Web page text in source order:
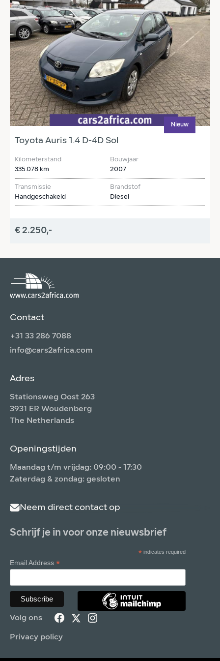
Nieuw
Toyota Auris 1.4 D-4D Sol
Kilometerstand
335.078 km
Bouwjaar
2007
Transmissie
Handgeschakeld
Brandstof
Diesel
€ 2.250,-
Contact
+31 33 286 7088
info@cars2africa.com
Adres
Stationsweg Oost 263
3931 ER Woudenberg
The Netherlands
Openingstijden
Maandag t/m vrijdag: 09:00 - 17:30
Zaterdag & zondag: gesloten
Neem direct contact op
Schrijf je in voor onze nieuwsbrief
*indicates required
Email Address*
Volg ons
Privacy policy